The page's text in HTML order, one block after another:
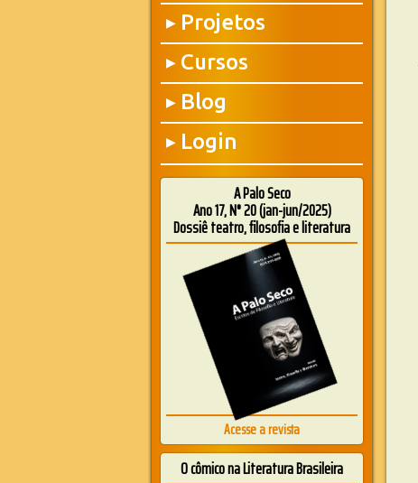
▶ Projetos
▶ Cursos
▶ Blog
▶ Login
A Palo Seco
Ano 17, N° 20 (jan-jun/2025)
Dossiê teatro, filosofia e literatura
Acesse a revista
O cômico na Literatura Brasileira